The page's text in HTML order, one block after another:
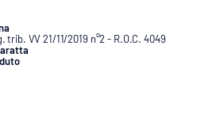
VV 21/11/2019 n°2 - R.O.C. 4049